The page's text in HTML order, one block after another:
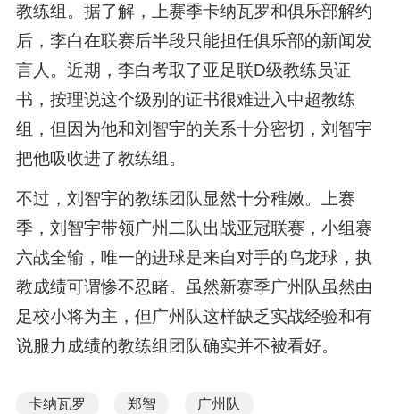
教练组。据了解，上赛季卡纳瓦罗和俱乐部解约
后，李白在联赛后半段只能担任俱乐部的新闻发
言人。近期，李白考取了亚足联D级教练员证
书，按理说这个级别的证书很难进入中超教练
组，但因为他和刘智宇的关系十分密切，刘智宇
把他吸收进了教练组。
不过，刘智宇的教练团队显然十分稚嫩。上赛
季，刘智宇带领广州二队出战亚冠联赛，小组赛
六战全输，唯一的进球是来自对手的乌龙球，执
教成绩可谓惨不忍睹。虽然新赛季广州队虽然由
足校小将为主，但广州队这样缺乏实战经验和有
说服力成绩的教练组团队确实并不被看好。
卡纳瓦罗 郑智 广州队